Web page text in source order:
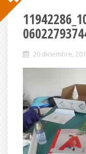
20 diciembre,